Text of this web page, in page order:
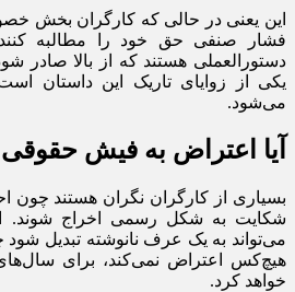
این یعنی در حالی که کارگران بخش
فشار صنفی حق خود را مطالبه
دستورالعملی هستند که از بالا صادر
یکی از زوایای تاریک این داستان
می‌شود.
آیا اعتراض به فیش
بسیاری از کارگران نگران هستند چون
شکایت به شکل رسمی اخراج شوند.
می‌‌تواند به یک عرف نانوشته تبدیل شود
هیچ‌کس اعتراض نمی‌کند، برای سال‌های
خواهد کرد.